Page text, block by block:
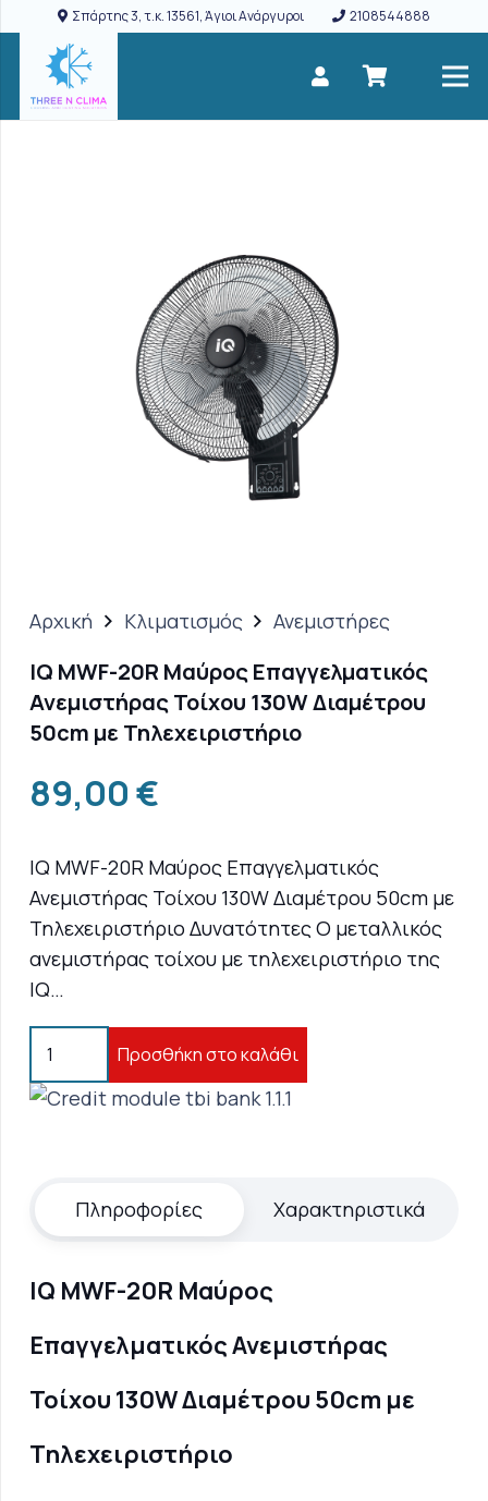
Σπάρτης 3, τ.κ. 13561, Άγιοι Ανάργυροι 2108544888
Αρχική Κλιματισμός Ανεμιστήρες
IQ MWF-20R Μαύρος Επαγγελματικός
Ανεμιστήρας Τοίχου 130W Διαμέτρου
50cm με Τηλεχειριστήριο
89,00€
IQ MWF-20R Μαύρος Επαγγελματικός
Ανεμιστήρας Τοίχου 130W Διαμέτρου 50cm με
Τηλεχειριστήριο Δυνατότητες Ο μεταλλικός
ανεμιστήρας τοίχου με τηλεχειριστήριο της
IQ…
20R
Τοίχου
Διαμέτρου
με
ποσότητα
Προσθήκη στο καλάθι
Πληροφορίες Χαρακτηριστικά
IQ MWF-20R Μαύρος
Επαγγελματικός Ανεμιστήρας
Τοίχου 130W Διαμέτρου 50cm με
Τηλεχειριστήριο